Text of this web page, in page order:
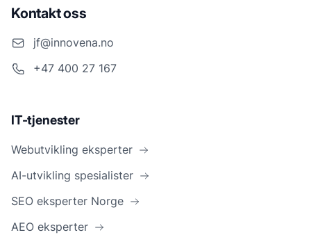
Kontakt oss
jf@innovena.no
+47 400 27 167
IT-tjenester
Webutvikling eksperter
AI-utvikling spesialister
SEO eksperter Norge
AEO eksperter